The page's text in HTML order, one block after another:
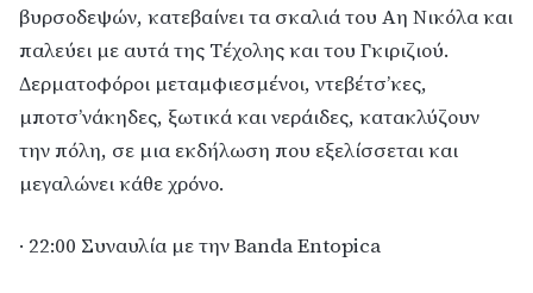
βυρσοδεψών, κατεβαίνει τα σκαλιά του Αη Νικόλα και
παλεύει με αυτά της Τέχολης και του Γκιριζιού.
Δερματοφόροι μεταμφιεσμένοι, ντεβέτσ’κες,
μποτσ’νάκηδες, ξωτικά και νεράιδες, κατακλύζουν
την πόλη, σε μια εκδήλωση που εξελίσσεται και
μεγαλώνει κάθε χρόνο.
· 22:00 Συναυλία με την Banda Entopica